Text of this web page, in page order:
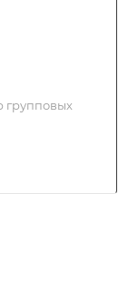
групповых